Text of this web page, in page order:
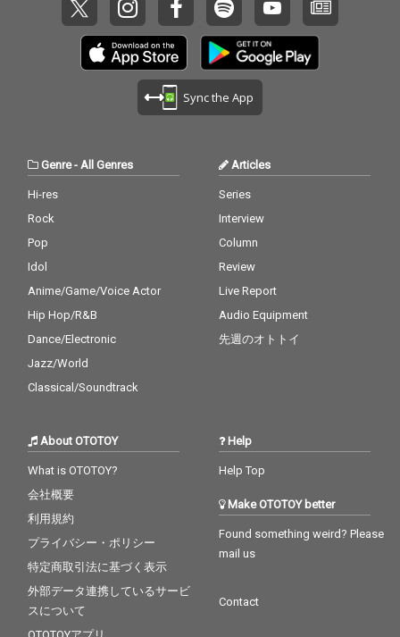
Sync the App
Genre- All Genres
Hi-res
Rock
Pop
Idol
Anime/Game/Voice Actor
Hip Hop/R&B
Dance/Electronic
Jazz/World
Classical/Soundtrack
Articles
Series
Interview
Column
Review
Live Report
Audio Equipment
先週のオトトイ
About OTOTOY
What is OTOTOY?
会社概要
利用規約
プライバシー・ポリシー
特定商取引法に基づく表示
外部データ連携しているサービ
スについて
Help
Help Top
Make OTOTOY better
Found something weird? Please
mail us
Contact